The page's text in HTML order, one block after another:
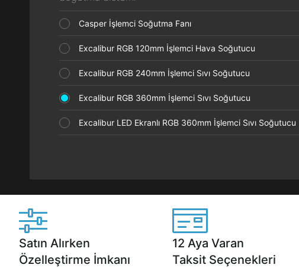
Casper İşlemci Soğutma Fanı
Excalibur RGB 120mm İşlemci Hava Soğutucu
Excalibur RGB 240mm İşlemci Sıvı Soğutucu
Excalibur RGB 360mm İşlemci Sıvı Soğutucu
Excalibur LED Ekranlı RGB 360mm İşlemci Sıvı Soğutucu
Satın Alırken
Özelleştirme İmkanı
12 Aya Varan
Taksit Seçenekleri